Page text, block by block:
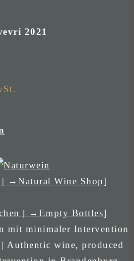
→Natural Wine Shop]
| →Empty Bottles]
mit minimaler Intervention
Authentic wine, produced